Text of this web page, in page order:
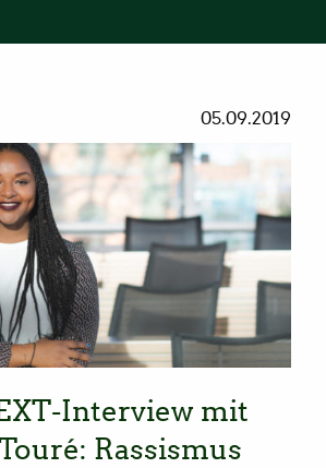
05.09.2019
Interview mit
Rassismus